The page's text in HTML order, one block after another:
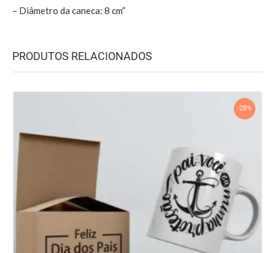
– Diâmetro da caneca: 8 cm”
PRODUTOS RELACIONADOS
-28%